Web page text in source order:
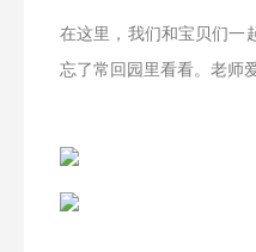
在这里，我们和宝贝们一
忘了常回园里看看。老师